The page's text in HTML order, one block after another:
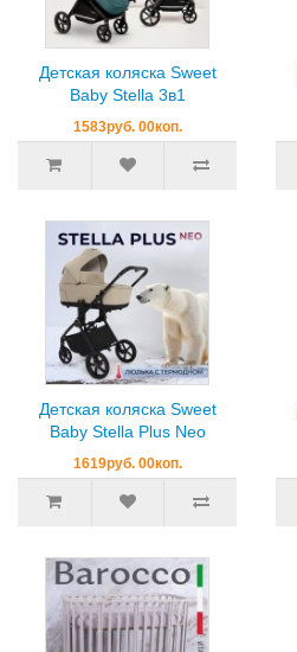
Детская коляска Sweet
Baby Stella 3в1
1583руб. 00коп.
Детская коляска Sweet
Baby Stella Plus Neo
1619руб. 00коп.